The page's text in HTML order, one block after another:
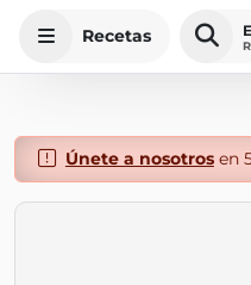
Recetas
Únete a nosotrosen